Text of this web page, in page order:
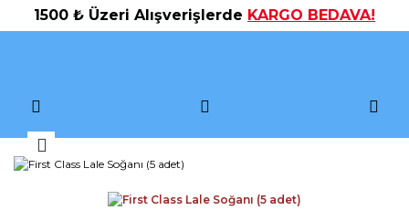
1500 ₺ Üzeri Alışverişlerde KARGO BEDAVA!